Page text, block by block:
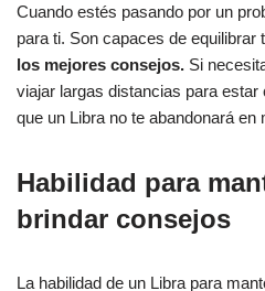
Cuando estés pasando por un
para ti. Son capaces de equilibrar
los mejores consejos. Si
viajar largas distancias para
que un Libra no te abandonará en
Habilidad para
brindar consejos
La habilidad de un Libra para